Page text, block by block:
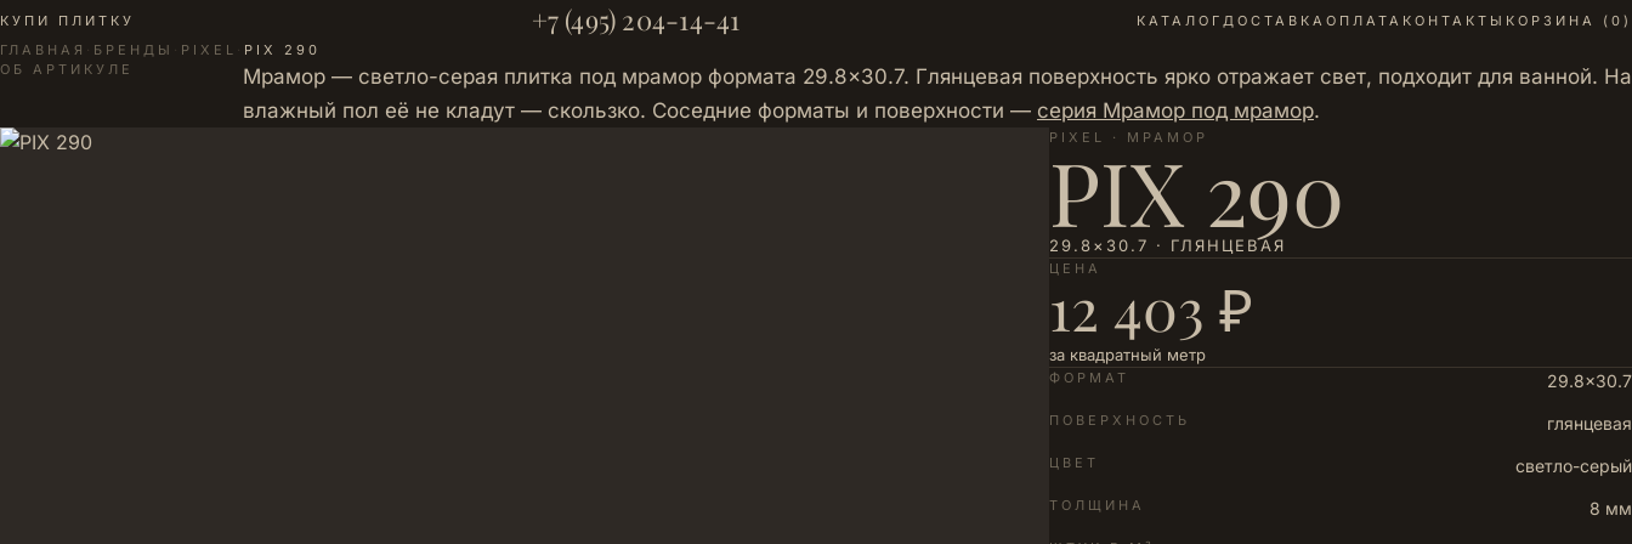
КУПИ ПЛИТКУ +7 (495) 204-14-41 КАТАЛОГ ДОСТАВКА ОПЛАТА КОНТАКТЫ КОРЗИНА ( 0 )
ГЛАВНАЯ · БРЕНДЫ · PIXEL · PIX 290
ОБ АРТИКУЛЕ
Мрамор — светло-серая плитка под мрамор формата 29.8×30.7. Глянцевая поверхность ярко отражает свет, подходит для ванной. На
влажный пол её не кладут — скользко. Соседние форматы и поверхности — серия Мрамор под мрамор.
PIXEL · МРАМОР
PIX 290
29.8×30.7 · ГЛЯНЦЕВАЯ
ЦЕНА
12 403 ₽
за квадратный метр
ФОРМАТ 29.8×30.7
ПОВЕРХНОСТЬ глянцевая
ЦВЕТ светло-серый
ТОЛЩИНА 8 мм